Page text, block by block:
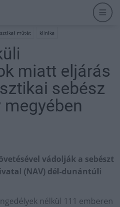
műtét klinika
miatt eljárás
sebész
megyében
vádolják a sebészt
(NAV) dél-dunántúli
nélkül 111 emberen